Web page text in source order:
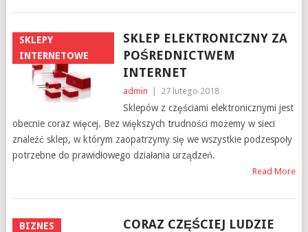
SKLEPY
INTERNETOWE
SKLEP ELEKTRONICZNY ZA
POŚREDNICTWEM
INTERNET
admin 27 lutego 2018
Sklepów z częściami elektronicznymi jest
obecnie coraz więcej. Bez większych trudności możemy w sieci
znaleźć sklep, w którym zaopatrzymy się we wszystkie podzespoły
potrzebne do prawidłowego działania urządzeń.
Read More
BIZNES
CORAZ CZĘŚCIEJ LUDZIE